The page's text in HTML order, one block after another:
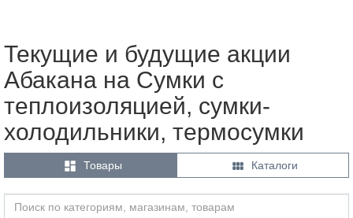
Текущие и будущие акции
Абакана на Сумки с
теплоизоляцией, сумки-
холодильники, термосумки
 Товары  Каталоги